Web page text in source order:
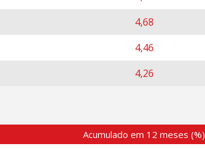
4,68
4,46
4,26
Acumulado em 12 meses (%)